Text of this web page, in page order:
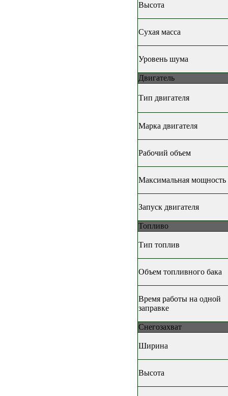
Высота
Сухая масса
Уровень шума
Двигатель
Тип двигателя
Марка двигателя
Рабочий объем
Максимальная мощность
Запуск двигателя
Топливо
Тип топлив
Объем топливного бака
Время работы на одной
заправке
Снегозахват
Ширина
Высота